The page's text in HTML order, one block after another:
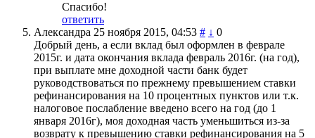
Спасибо!
ответить
Александра 25 ноября 2015, 04:53 # ↓ 0
Добрый день, а если вклад был оформлен в феврале
2015г. и дата окончания вклада февраль 2016г. (на год),
при выплате мне доходной части банк будет
руководствоваться по прежнему превышением ставки
рефинансирования на 10 процентных пунктов или т.к.
налоговое послабление введено всего на год (до 1
января 2016г), моя доходная часть уменьшиться из-за
возврату к превышению ставки рефинансирования на 5